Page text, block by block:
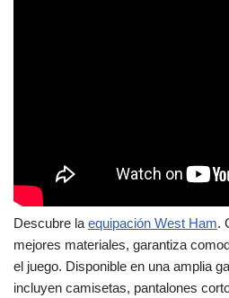
Descubre la equipación West Ham.
mejores materiales, garantiza
el juego. Disponible en una amplia
incluyen camisetas, pantalones